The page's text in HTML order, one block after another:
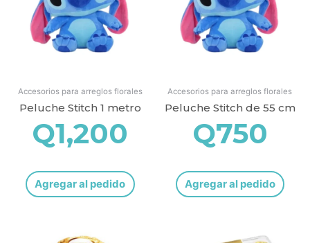
Accesorios para arreglos florales
Peluche Stitch 1 metro
Q1,200
Agregar al pedido
Accesorios para arreglos florales
Peluche Stitch de 55 cm
Q750
Agregar al pedido